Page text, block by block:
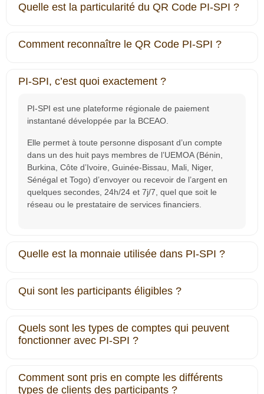
Quelle est la particularité du QR Code PI-SPI ?
Comment reconnaître le QR Code PI-SPI ?
PI-SPI, c’est quoi exactement ?
PI‐SPI est une plateforme régionale de paiement
instantané développée par la BCEAO.
Elle permet à toute personne disposant d’un compte
dans un des huit pays membres de l’UEMOA (Bénin,
Burkina, Côte d’Ivoire, Guinée-Bissau, Mali, Niger,
Sénégal et Togo) d’envoyer ou recevoir de l’argent en
quelques secondes, 24h/24 et 7j/7, quel que soit le
réseau ou le prestataire de services financiers.
Quelle est la monnaie utilisée dans PI-SPI ?
Qui sont les participants éligibles ?
Quels sont les types de comptes qui peuvent
fonctionner avec PI-SPI ?
Comment sont pris en compte les différents
types de clients des participants ?